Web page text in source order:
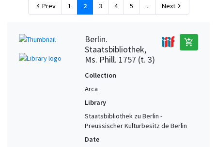
chevron_left Prev 1 2 3 4 5 ... Nextchevron_right
Berlin.
Staatsbibliothek,
Ms. Phill. 1757 (t. 3)
add_shopping_cart
Collection
Arca
Library
Staatsbibliothek zu Berlin -
Preussischer Kulturbesitz de Berlin
Date